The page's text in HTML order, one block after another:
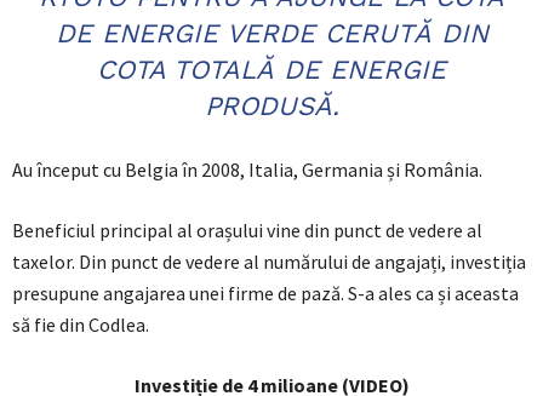
DE ENERGIE VERDE CERUTĂ DIN
COTA TOTALĂ DE ENERGIE
PRODUSĂ.
Au început cu Belgia în 2008, Italia, Germania și România.
Beneficiul principal al orașului vine din punct de vedere al
taxelor. Din punct de vedere al numărului de angajați, investiția
presupune angajarea unei firme de pază. S-a ales ca și aceasta
să fie din Codlea.
Investiție de 4 milioane (VIDEO)